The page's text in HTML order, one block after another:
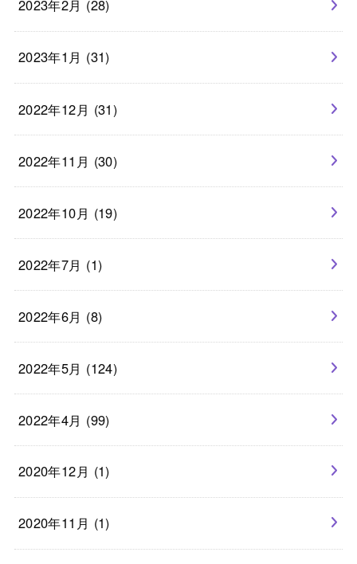
2023年2月 (28)
2023年1月 (31)
2022年12月 (31)
2022年11月 (30)
2022年10月 (19)
2022年7月 (1)
2022年6月 (8)
2022年5月 (124)
2022年4月 (99)
2020年12月 (1)
2020年11月 (1)